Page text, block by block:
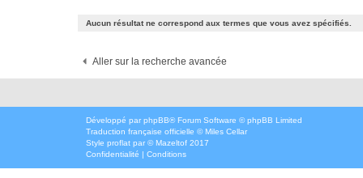
Aucun résultat ne correspond aux termes que vous avez spécifiés.
Aller sur la recherche avancée
Développé par phpBB® Forum Software © phpBB Limited
Traduction française officielle ©Miles Cellar
Style proflat par ©Mazeltof 2017
Confidentialité | Conditions